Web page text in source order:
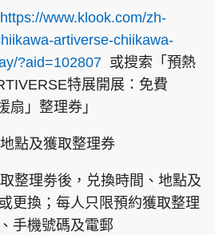
https://www.klook.com/zh-
artiverse-chiikawa-
?aid=102807 或搜索「預熱
特展開展：免費
扇」整理券」
點及獲取整理券
整理劵後，兑換時間、地點及
更換；每人只限預約獲取整理
手機號碼及電郵